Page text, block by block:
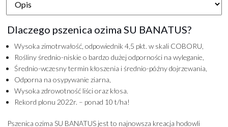
Dlaczego pszenica ozima SU BANATUS?
Wysoka zimotrwałość, odpowiednik 4,5 pkt. w skali COBORU,
Rośliny średnio-niskie o bardzo dużej odporności na wyleganie,
Średnio-wczesny termin kłoszenia i średnio-późny dojrzewania,
Odporna na osypywanie ziarna,
Wysoka zdrowotność liści oraz kłosa.
Rekord plonu 2022r. – ponad 10 t/ha!
Pszenica ozima SU BANATUS jest to najnowsza kreacja hodowli